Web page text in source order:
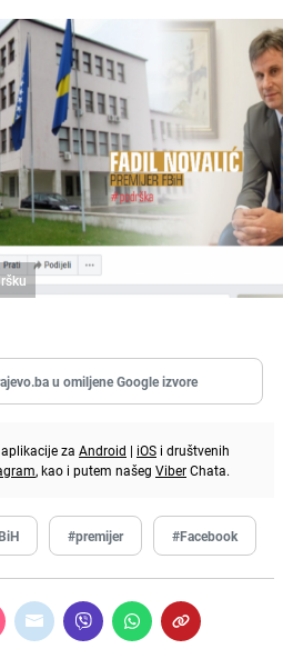
u omiljene Google izvore
za Android | iOS i društvenih
, kao i putem našeg ViberChata.
#premijer #Facebook